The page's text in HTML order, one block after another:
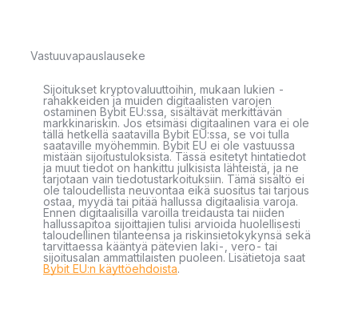
Vastuuvapauslauseke
Sijoitukset kryptovaluuttoihin, mukaan lukien -
rahakkeiden ja muiden digitaalisten varojen
ostaminen Bybit EU:ssa, sisältävät merkittävän
markkinariskin. Jos etsimäsi digitaalinen vara ei ole
tällä hetkellä saatavilla Bybit EU:ssa, se voi tulla
saataville myöhemmin. Bybit EU ei ole vastuussa
mistään sijoitustuloksista. Tässä esitetyt hintatiedot
ja muut tiedot on hankittu julkisista lähteistä, ja ne
tarjotaan vain tiedotustarkoituksiin. Tämä sisältö ei
ole taloudellista neuvontaa eikä suositus tai tarjous
ostaa, myydä tai pitää hallussa digitaalisia varoja.
Ennen digitaalisilla varoilla treidausta tai niiden
hallussapitoa sijoittajien tulisi arvioida huolellisesti
taloudellinen tilanteensa ja riskinsietokykynsä sekä
tarvittaessa kääntyä pätevien laki-, vero- tai
sijoitusalan ammattilaisten puoleen. Lisätietoja saat
Bybit EU:n käyttöehdoista.